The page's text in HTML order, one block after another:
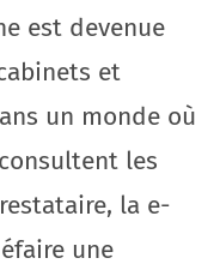
est devenue
et
un monde où
les
la e-
une